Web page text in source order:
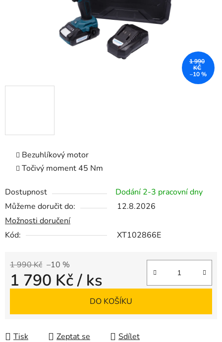
Bezuhlíkový motor
Točivý moment 45 Nm
Dostupnost
Dodání 2-3 pracovní dny
Můžeme doručit do:
12.8.2026
Možnosti doručení
Kód:
XT102866E
1 990 Kč –10 %
1 790 Kč/ ks
DO KOŠÍKU
Tisk Zeptat se Sdílet
1 990
KČ
–10 %